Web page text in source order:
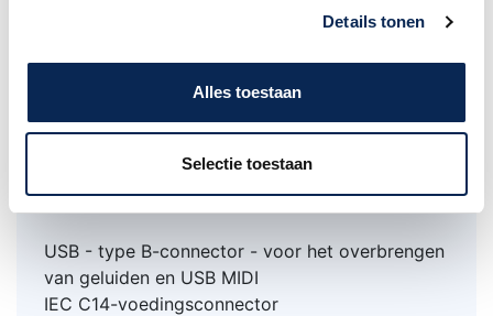
Details tonen
Alles toestaan
Selectie toestaan
Compatibel met Nord Triple Pedal of een
Triple Pedal - 5-pins DIN-connector. Gebruik de
meegeleverde Nord Triple Pedal 2
mm TRS stereo jack
MIDI In, MIDI Out - 5-pins DIN-connector
USB - type B-connector - voor het overbrengen
van geluiden en USB MIDI
IEC C14-voedingsconnector